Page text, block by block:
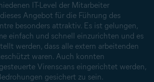
IT-Level der Mitarbeiter
Angebot für die Führung des
besonders attraktiv. Es ist gelungen,
einfach und schnell einzurichten und es
werden, dass alle extern arbeitenden
waren. Auch konnten
Virenscans eingerichtet werden,
gesichert zu sein.